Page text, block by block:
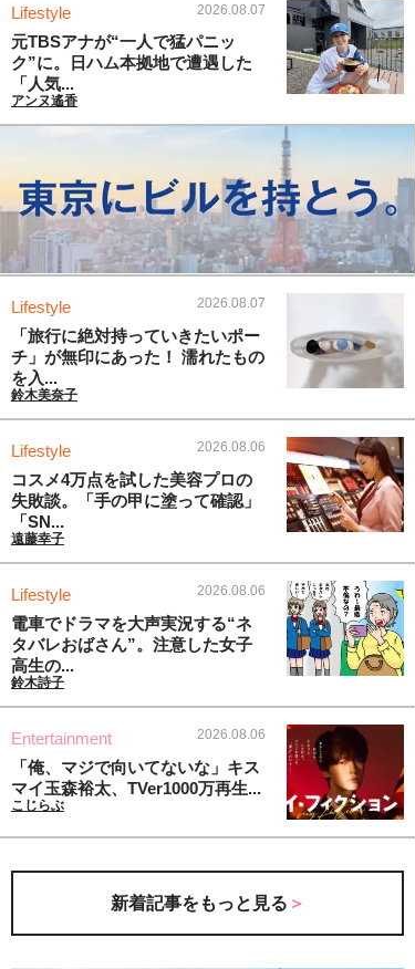
Lifestyle 2026.08.07
元TBSアナが“一人で猛パニッ
ク”に。日ハム本拠地で遭遇した
「人気...
アンヌ遙香
Lifestyle 2026.08.07
「旅行に絶対持っていきたいポー
チ」が無印にあった！ 濡れたもの
を入...
鈴木美奈子
Lifestyle 2026.08.06
コスメ4万点を試した美容プロの
失敗談。「手の甲に塗って確認」
「SN...
遠藤幸子
Lifestyle 2026.08.06
電車でドラマを大声実況する“ネ
タバレおばさん”。注意した女子
高生の...
鈴木詩子
Entertainment 2026.08.06
「俺、マジで向いてないな」キス
マイ玉森裕太、TVer1000万再生...
こじらぶ
新着記事をもっと見る